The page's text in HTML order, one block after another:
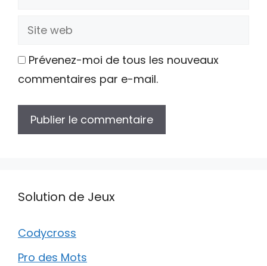
Site
Prévenez-moi de tous les nouveaux
commentaires par e-mail.
Solution de Jeux
Codycross
Pro des Mots